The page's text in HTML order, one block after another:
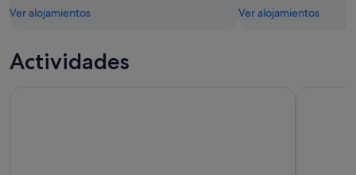
Ver alojamientos
Ver alojamientos
Actividades